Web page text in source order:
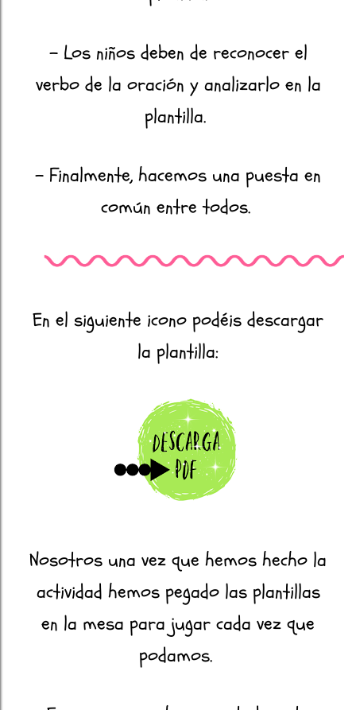
- Los niños deben de reconocer el
verbo de la oración y analizarlo en la
plantilla.
- Finalmente, hacemos una puesta en
común entre todos.
En el siguiente icono podéis descargar
la plantilla:
Nosotros una vez que hemos hecho la
actividad hemos pegado las plantillas
en la mesa para jugar cada vez que
podamos.